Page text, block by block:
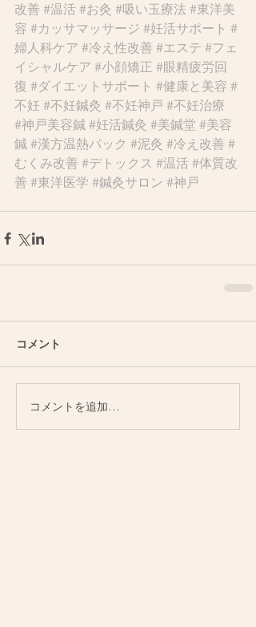
改善 #温活 #お灸 #吸い玉療法 #東洋美
容 #カッサマッサージ #妊活サポート #
婦人科ケア #冷え性改善 #エステ #フェ
イシャルケア #小顔矯正 #眼精疲労回
復 #ダイエットサポート #健康と美容 #
不妊 #不妊鍼灸 #不妊神戸 #不妊治療
#神戸美容鍼 #妊活鍼灸 #美鍼堂 #美容
鍼 #漢方温熱パック #泥灸 #冷え改善 #
むくみ改善 #デトックス #温活 #体質改
善 #東洋医学 #鍼灸サロン #神戸
コメント
コメントを追加…